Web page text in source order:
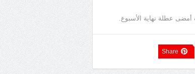
عطلة نهاية الأسبوع.
Share